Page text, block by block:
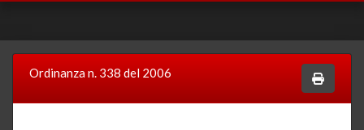
Ordinanza n. 338 del 2006